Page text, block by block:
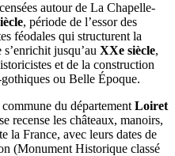
autour de La Chapelle-
, période de l’essor des
féodales qui structurent la
jusqu’au XXe siècle,
et de la construction
ou Belle Époque.
commune du départementLoiret
recense les châteaux, manoirs,
la France, avec leurs dates de
(Monument Historique classé